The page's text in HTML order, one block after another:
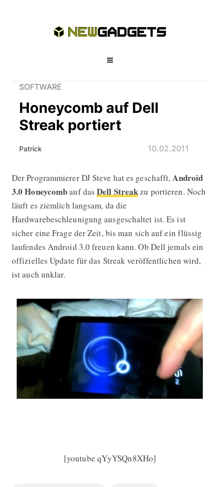
SOFTWARE
Honeycomb auf Dell
Streak portiert
Patrick 10.02.2011
Honeycomb auf Dell Streak portiert
Der Programmierer DJ Steve hat es geschafft, Android
3.0 Honeycombauf dasDell Streak zu portieren. Noch
läuft es ziemlich langsam, da die
Hardwarebeschleunigung ausgeschaltet ist. Es ist
sicher eine Frage der Zeit, bis man sich auf ein flüssig
laufendes Android 3.0 freuen kann. Ob Dell jemals ein
offizielles Update für das Streak veröffentlichen wird,
ist auch unklar.
[youtube qYyYSQn8XHo]